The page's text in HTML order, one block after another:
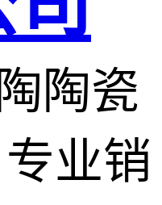
陶瓷
专业销